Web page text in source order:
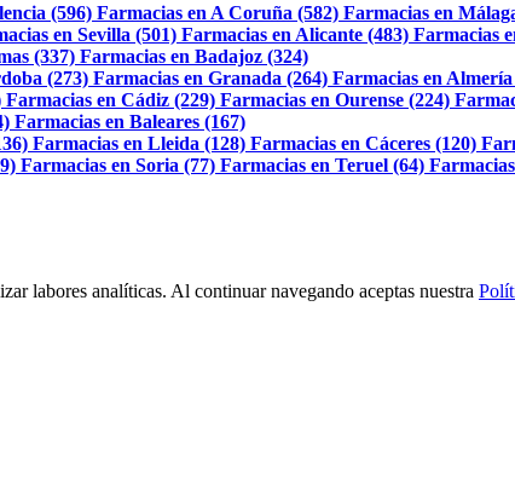
(596) Farmacias en A Coruña (582) Farmacias en
en Sevilla (501) Farmacias en Alicante (483) Farmacias
(337) Farmacias en Badajoz (324)
(273) Farmacias en Granada (264) Farmacias en Almería
Farmacias en Cádiz (229) Farmacias en Ourense (224)
Farmacias en Baleares (167)
Farmacias en Lleida (128) Farmacias en Cáceres (120)
Farmacias en Soria (77) Farmacias en Teruel (64)
labores analíticas. Al continuar navegando aceptas nuestra